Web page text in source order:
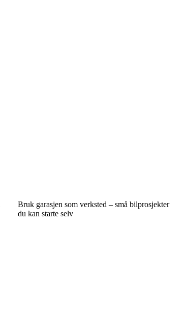
Bruk garasjen som verksted – små bilprosjekter
du kan starte selv